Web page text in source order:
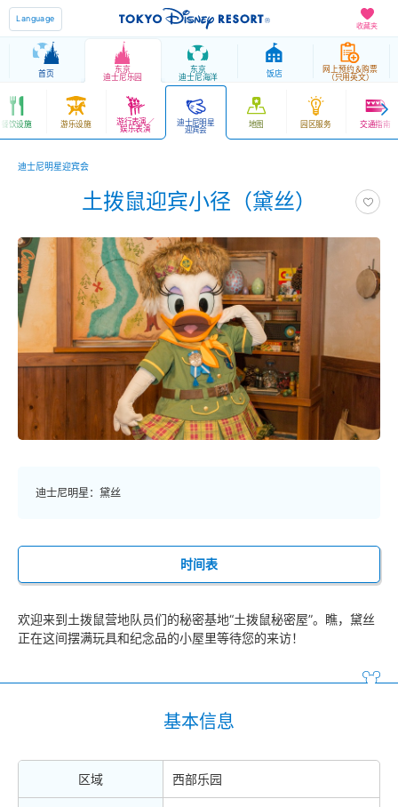
收藏夹
Language
首页 东京
迪士尼乐园
东京
迪士尼海洋 饭店 网上预约＆购票
（只用英文）
餐饮设施 游乐设施 游行表演／
娱乐表演
迪士尼明星
迎宾会
地图 园区服务 交通指南
迪士尼明星迎宾会
土拨鼠迎宾小径（黛丝）
迪士尼明星：黛丝
时间表
欢迎来到土拨鼠营地队员们的秘密基地“土拨鼠秘密屋”。瞧，黛丝
正在这间摆满玩具和纪念品的小屋里等待您的来访！
基本信息
区域 西部乐园